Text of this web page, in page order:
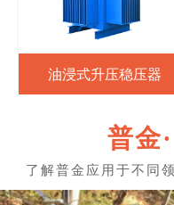
油浸式升压稳压器